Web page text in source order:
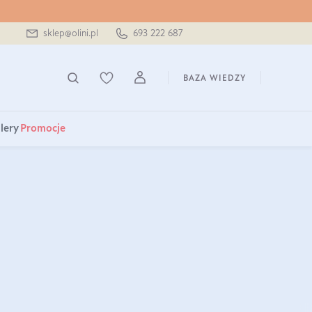
sklep@olini.pl 693 222 687
BAZA WIEDZY
Promocje